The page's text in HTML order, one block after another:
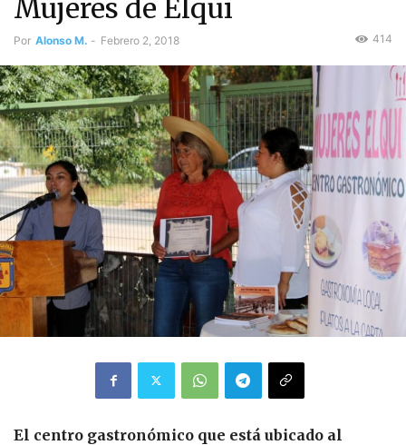
Mujeres de Elqui
Por Alonso M. - Febrero 2, 2018 414
El centro gastronómico que está ubicado al